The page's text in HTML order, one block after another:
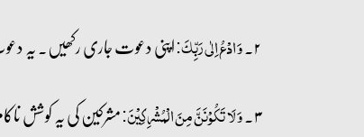
۲۔ وَ ادۡعُ اِلٰی رَبِّکَ:اپنی دعوت جاری رکھیں۔ یہ
۳۔ وَ لَا تَکُوۡنَنَّ مِنَ الۡمُشۡرِکِیۡنَ:مشرکین کی یہ کوشش